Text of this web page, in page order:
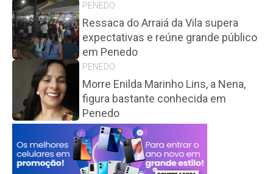
PENEDO
Ressaca do Arraiá da Vila supera
expectativas e reúne grande público
em Penedo
PENEDO
Morre Enilda Marinho Lins, a Nena,
figura bastante conhecida em
Penedo